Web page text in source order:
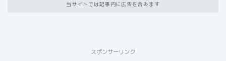
当サイトでは記事内に広告を含みます
スポンサーリンク